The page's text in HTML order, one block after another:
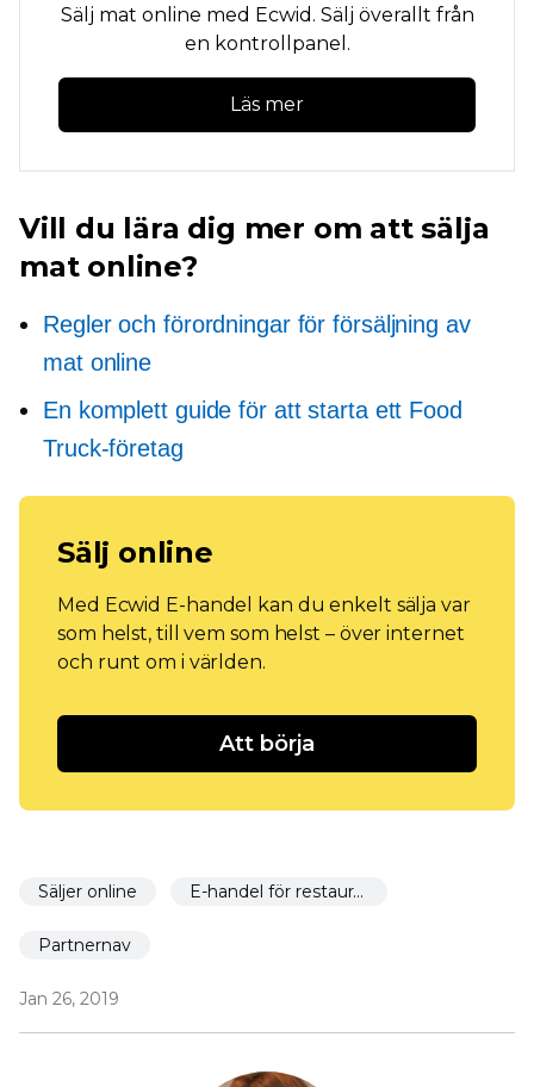
Sälj mat online med Ecwid. Sälj överallt från
en kontrollpanel.
Läs mer
Vill du lära dig mer om att sälja
mat online?
Regler och förordningar för försäljning av
mat online
En komplett guide för att starta ett Food
Truck-företag
Sälj online
Med Ecwid E-handel kan du enkelt sälja var
som helst, till vem som helst – över internet
och runt om i världen.
Att börja
Säljer online E-handel för restauranger
Partnernav
Jan 26, 2019